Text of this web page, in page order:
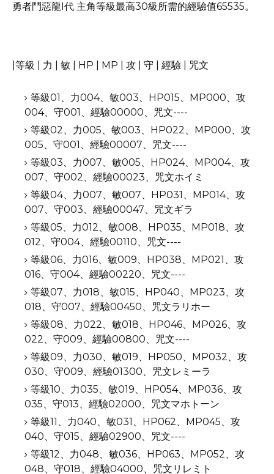
勇者鬥惡龍I代 主角等級最高30級所需的經驗值65535。
|等級 | 力 | 敏 | HP | MP | 攻 | 守 | 經驗 | 咒文
等級01、力004、敏003、HP015、MP000、攻
004、守001、經驗00000、咒文----
等級02、力005、敏003、HP022、MP000、攻
005、守001、經驗00007、咒文----
等級03、力007、敏005、HP024、MP004、攻
007、守002、經驗00023、咒文ホイミ
等級04、力007、敏007、HP031、MP014、攻
007、守003、經驗00047、咒文ギラ
等級05、力012、敏008、HP035、MP018、攻
012、守004、經驗00110、咒文----
等級06、力016、敏009、HP038、MP021、攻
016、守004、經驗00220、咒文----
等級07、力018、敏015、HP040、MP023、攻
018、守007、經驗00450、咒文ラリホー
等級08、力022、敏018、HP046、MP026、攻
022、守009、經驗00800、咒文----
等級09、力030、敏019、HP050、MP032、攻
030、守009、經驗01300、咒文レミーラ
等級10、力035、敏019、HP054、MP036、攻
035、守013、經驗02000、咒文マホトーン
等級11、力040、敏031、HP062、MP045、攻
040、守015、經驗02900、咒文----
等級12、力048、敏036、HP063、MP052、攻
048、守018、經驗04000、咒文リレミト